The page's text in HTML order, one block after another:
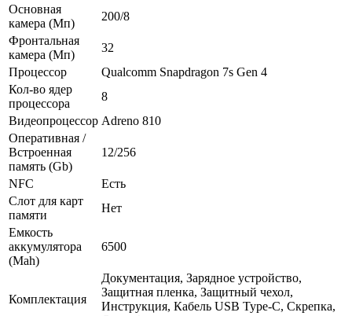
Основная
камера (Мп)
200/8
Фронтальная
камера (Мп)
32
Процессор
Qualcomm Snapdragon 7s Gen 4
Кол-во ядер
процессора
8
Видеопроцессор Adreno 810
Оперативная /
Встроенная
память (Gb)
12/256
NFC
Есть
Слот для карт
памяти
Нет
Емкость
аккумулятора
(Mah)
6500
Комплектация
Документация, Зарядное устройство,
Защитная пленка, Защитный чехол,
Инструкция, Кабель USB Type-C, Скрепка,